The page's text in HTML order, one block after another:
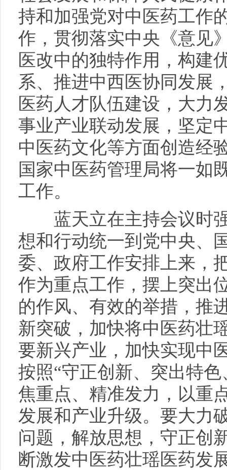
持和加强党对中医药工作
作，贯彻落实中央《意见
医改中的独特作用，构建
系、推进中西医协同发展
医药人才队伍建设，大力
事业产业联动发展，坚定
中医药文化等方面创造经
国家中医药管理局将一如
工作。
蓝天立在主持会议时强
想和行动统一到党中央、
委、政府工作安排上来，
作为重点工作，摆上突出
的作风、有效的举措，推
新突破，加快将中医药壮
要新兴产业，加快实现中
按照“守正创新、突出特
焦重点、精准发力，以重
发展和产业升级。要大力
问题，解放思想，守正创
断激发中医药壮瑶医药发